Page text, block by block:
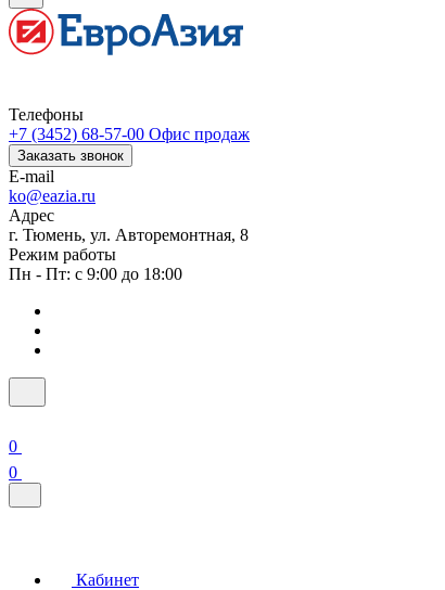
Телефоны
+7 (3452) 68-57-00 Офис продаж
Заказать звонок
E-mail
ko@eazia.ru
Адрес
г. Тюмень, ул. Авторемонтная, 8
Режим работы
Пн - Пт: с 9:00 до 18:00
0
0
Кабинет